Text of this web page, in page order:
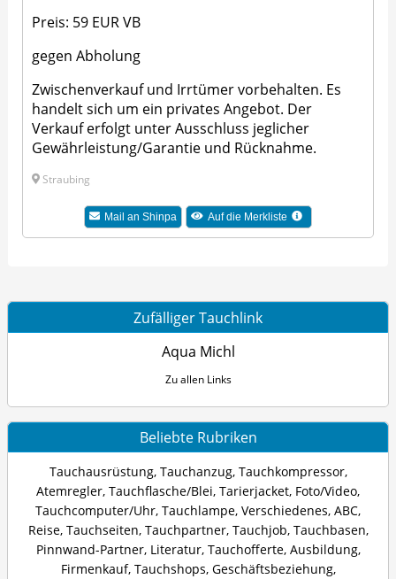
Preis: 59 EUR VB
gegen Abholung
Zwischenverkauf und Irrtümer vorbehalten. Es
handelt sich um ein privates Angebot. Der
Verkauf erfolgt unter Ausschluss jeglicher
Gewährleistung/Garantie und Rücknahme.
Straubing
Mail an Shinpa Auf die Merkliste
Zufälliger Tauchlink
Aqua Michl
Zu allen Links
Beliebte Rubriken
Tauchausrüstung, Tauchanzug, Tauchkompressor,
Atemregler, Tauchflasche/Blei, Tarierjacket, Foto/Video,
Tauchcomputer/Uhr, Tauchlampe, Verschiedenes, ABC,
Reise, Tauchseiten, Tauchpartner, Tauchjob, Tauchbasen,
Pinnwand-Partner, Literatur, Tauchofferte, Ausbildung,
Firmenkauf, Tauchshops, Geschäftsbeziehung,